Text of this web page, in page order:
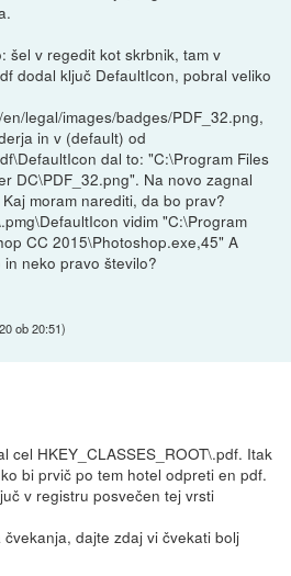
šel v regedit kot skrbnik, tam v
dodal ključ DefaultIcon, pobral veliko
legal/images/badges/PDF_32.png,
in v (default) od
dal to: "C:\Program Files
DC\PDF_32.png". Na novo zagnal
moram narediti, da bo prav?
vidim "C:\Program
CC 2015\Photoshop.exe,45" A
neko pravo število?
ob 20:51)
cel HKEY_CLASSES_ROOT\.pdf. Itak
bi prvič po tem hotel odpreti en pdf.
v registru posvečen tej vrsti
dajte zdaj vi čvekati bolj